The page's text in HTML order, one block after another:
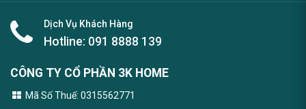
Dịch Vụ Khách Hàng
Hotline: 091 8888 139
CÔNG TY CỔ PHẦN 3K HOME
Mã Số Thuế: 0315562771